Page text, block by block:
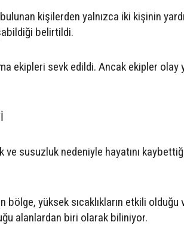
kişilerden yalnızca iki kişinin
belirtildi.
ekipleri sevk edildi. Ancak ekipler olay
ve susuzluk nedeniyle hayatını
bölge, yüksek sıcaklıkların etkili olduğu
alanlardan biri olarak biliniyor.